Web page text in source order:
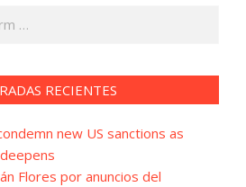
RECIENTES
new US sanctions as
Flores por anuncios del